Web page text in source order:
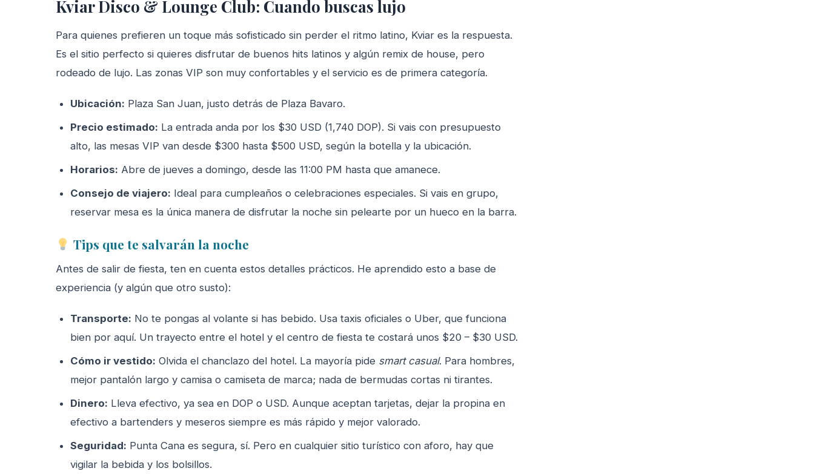
Kviar Disco & Lounge Club: Cuando buscas lujo
Para quienes prefieren un toque más sofisticado sin perder el ritmo latino, Kviar es la respuesta.
Es el sitio perfecto si quieres disfrutar de buenos hits latinos y algún remix de house, pero
rodeado de lujo. Las zonas VIP son muy confortables y el servicio es de primera categoría.
Ubicación: Plaza San Juan, justo detrás de Plaza Bavaro.
Precio estimado: La entrada anda por los $30 USD (1,740 DOP). Si vais con presupuesto
alto, las mesas VIP van desde $300 hasta $500 USD, según la botella y la ubicación.
Horarios: Abre de jueves a domingo, desde las 11:00 PM hasta que amanece.
Consejo de viajero: Ideal para cumpleaños o celebraciones especiales. Si vais en grupo,
reservar mesa es la única manera de disfrutar la noche sin pelearte por un hueco en la barra.
Tips que te salvarán la noche
Antes de salir de fiesta, ten en cuenta estos detalles prácticos. He aprendido esto a base de
experiencia (y algún que otro susto):
Transporte: No te pongas al volante si has bebido. Usa taxis oficiales o Uber, que funciona
bien por aquí. Un trayecto entre el hotel y el centro de fiesta te costará unos $20 – $30 USD.
Cómo ir vestido: Olvida el chanclazo del hotel. La mayoría pide smart casual. Para hombres,
mejor pantalón largo y camisa o camiseta de marca; nada de bermudas cortas ni tirantes.
Dinero: Lleva efectivo, ya sea en DOP o USD. Aunque aceptan tarjetas, dejar la propina en
efectivo a bartenders y meseros siempre es más rápido y mejor valorado.
Seguridad: Punta Cana es segura, sí. Pero en cualquier sitio turístico con aforo, hay que
vigilar la bebida y los bolsillos.